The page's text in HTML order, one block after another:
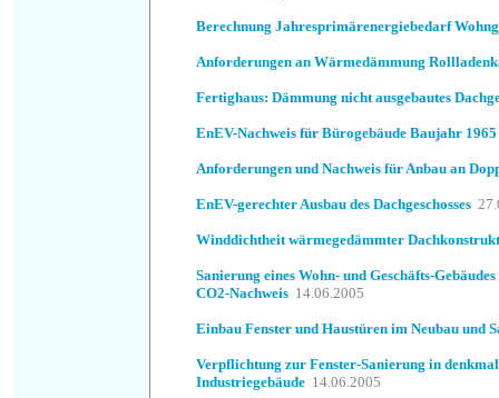
Berechnung Jahresprimärenergiebedarf
Anforderungen an Wärmedämmung
Fertighaus: Dämmung nicht ausgebautes
EnEV-Nachweis für Bürogebäude Baujahr 1965
Anforderungen und Nachweis für Anbau an
EnEV-gerechter Ausbau des Dachgeschosses
Winddichtheit wärmegedämmter
Sanierung eines Wohn- und Geschäfts-
CO2-Nachweis 14.06.2005
Einbau Fenster und Haustüren im Neubau und
Verpflichtung zur Fenster-Sanierung in
Industriegebäude 14.06.2005